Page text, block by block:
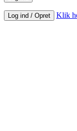
Log ind / Opret Klik